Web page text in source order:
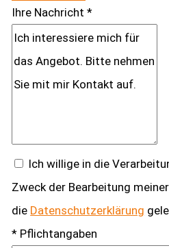
Ihre Nachricht *
Ich willige in die
Zweck der Bearbeitung
die Datenschutzerklärung
* Pflichtangaben